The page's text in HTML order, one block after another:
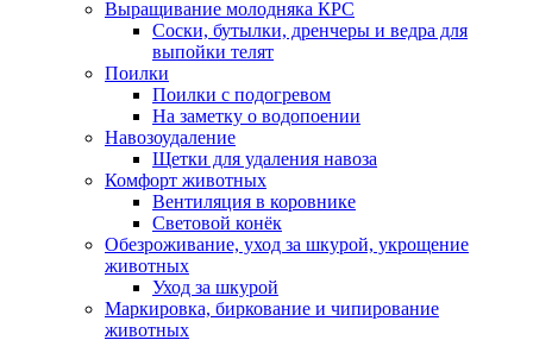
Выращивание молодняка КРС
Соски, бутылки, дренчеры и ведра для
выпойки телят
Поилки
Поилки с подогревом
На заметку о водопоении
Навозоудаление
Щетки для удаления навоза
Комфорт животных
Вентиляция в коровнике
Световой конёк
Обезроживание, уход за шкурой, укрощение
животных
Уход за шкурой
Маркировка, биркование и чипирование
животных